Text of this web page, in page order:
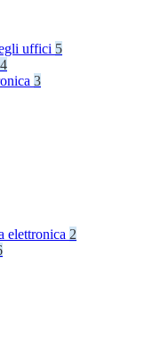
uffici 5
4
3
elettronica 2